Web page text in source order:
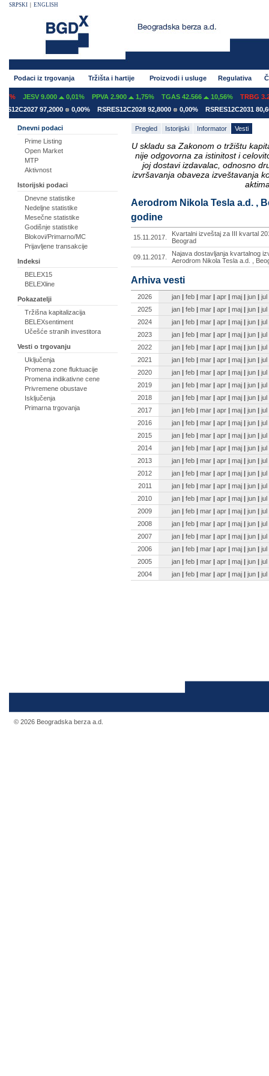
SRPSKI ENGLISH
Podaci iz trgovanja Tržišta i hartije Proizvodi i usluge Regulativa
JESV 9.000 0,01% PPVA 2.900 1,75% TGAS 42.566 10,56%
TRBG
97,2000
0,00% RSRES12C2028 92,8000 0,00% RSRES12C2031
Dnevni podaci
Prime Listing
Open Market
MTP
Aktivnost
Istorijski podaci
Dnevne statistike
Nedeljne statistike
Mesečne statistike
Godišnje statistike
Blokovi/Primarno/MC
Prijavljene transakcije
Indeksi
BELEX15
BELEXline
Pokazatelji
Tržišna kapitalizacija
BELEXsentiment
Učešće stranih investitora
Vesti o trgovanju
Uključenja
Promena zone fluktuacije
Promena indikativne cene
Privremene obustave
Isključenja
Primarna trgovanja
Pregled Istorijski Informator Vesti
U skladu sa Zakonom o tržištu
nije odgovorna za istinitost i
joj dostavi izdavalac, odnosno
izvršavanja obaveza izveštavanja
Aerodrom Nikola Tesla a.d. ,
godine
15.11.2017.
Kvartalni izveštaj za III kvartal
Beograd
09.11.2017.
Najava dostavljanja kvartalnog
Aerodrom Nikola Tesla a.d. ,
Arhiva vesti
2026 jan | feb | mar | apr | maj | jun | jul
2025
jan | feb | mar | apr | maj | jun | jul
2024
jan | feb | mar | apr | maj | jun | jul
2023
jan | feb | mar | apr | maj | jun | jul
2022
jan | feb | mar | apr | maj | jun | jul
2021
jan | feb | mar | apr | maj | jun | jul
2020
jan | feb | mar | apr | maj | jun | jul
2019
jan | feb | mar | apr | maj | jun | jul
2018
jan | feb | mar | apr | maj | jun | jul
2017
jan | feb | mar | apr | maj | jun | jul
2016
jan | feb | mar | apr | maj | jun | jul
2015
jan | feb | mar | apr | maj | jun | jul
2014
jan | feb | mar | apr | maj | jun | jul
2013
jan | feb | mar | apr | maj | jun | jul
2012
jan | feb | mar | apr | maj | jun | jul
2011
jan | feb | mar | apr | maj | jun | jul
2010
jan | feb | mar | apr | maj | jun | jul
2009
jan | feb | mar | apr | maj | jun | jul
2008
jan | feb | mar | apr | maj | jun | jul
2007
jan | feb | mar | apr | maj | jun | jul
2006
jan | feb | mar | apr | maj | jun | jul
2005
jan | feb | mar | apr | maj | jun | jul
2004
jan | feb | mar | apr | maj | jun | jul
© 2026 Beogradska berza a.d.